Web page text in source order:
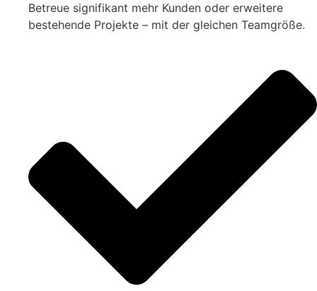
Betreue signifikant mehr Kunden oder erweitere
bestehende Projekte – mit der gleichen Teamgröße.